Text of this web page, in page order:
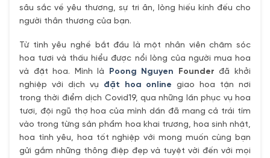
sâu sắc về yêu thương, sự tri ân, lòng hiếu kính đếu cho
người thân thương của bạn.
Từ tình yêu nghề bắt đầu là một nhân viên chăm sóc
hoa tươi và thấu hiểu được nổi lòng của người mua hoa
và đặt hoa. Mình là Poong Nguyen Founder đã khởi
nghiệp với dịch vụ đặt hoa online giao hoa tận nơi
trong thời điểm dịch Covid19, qua những lần phục vụ hoa
tươi, đội ngũ thợ hoa của mình dần đã mang cả trái tím
vào trong từng sản phẩm hoa khai trương, hoa sinh nhật,
hoa tình yêu, hoa tốt nghiệp với mong muốn cùng bạn
gửi gắm những thông điệp đẹp và tuyệt vời đến với mọi